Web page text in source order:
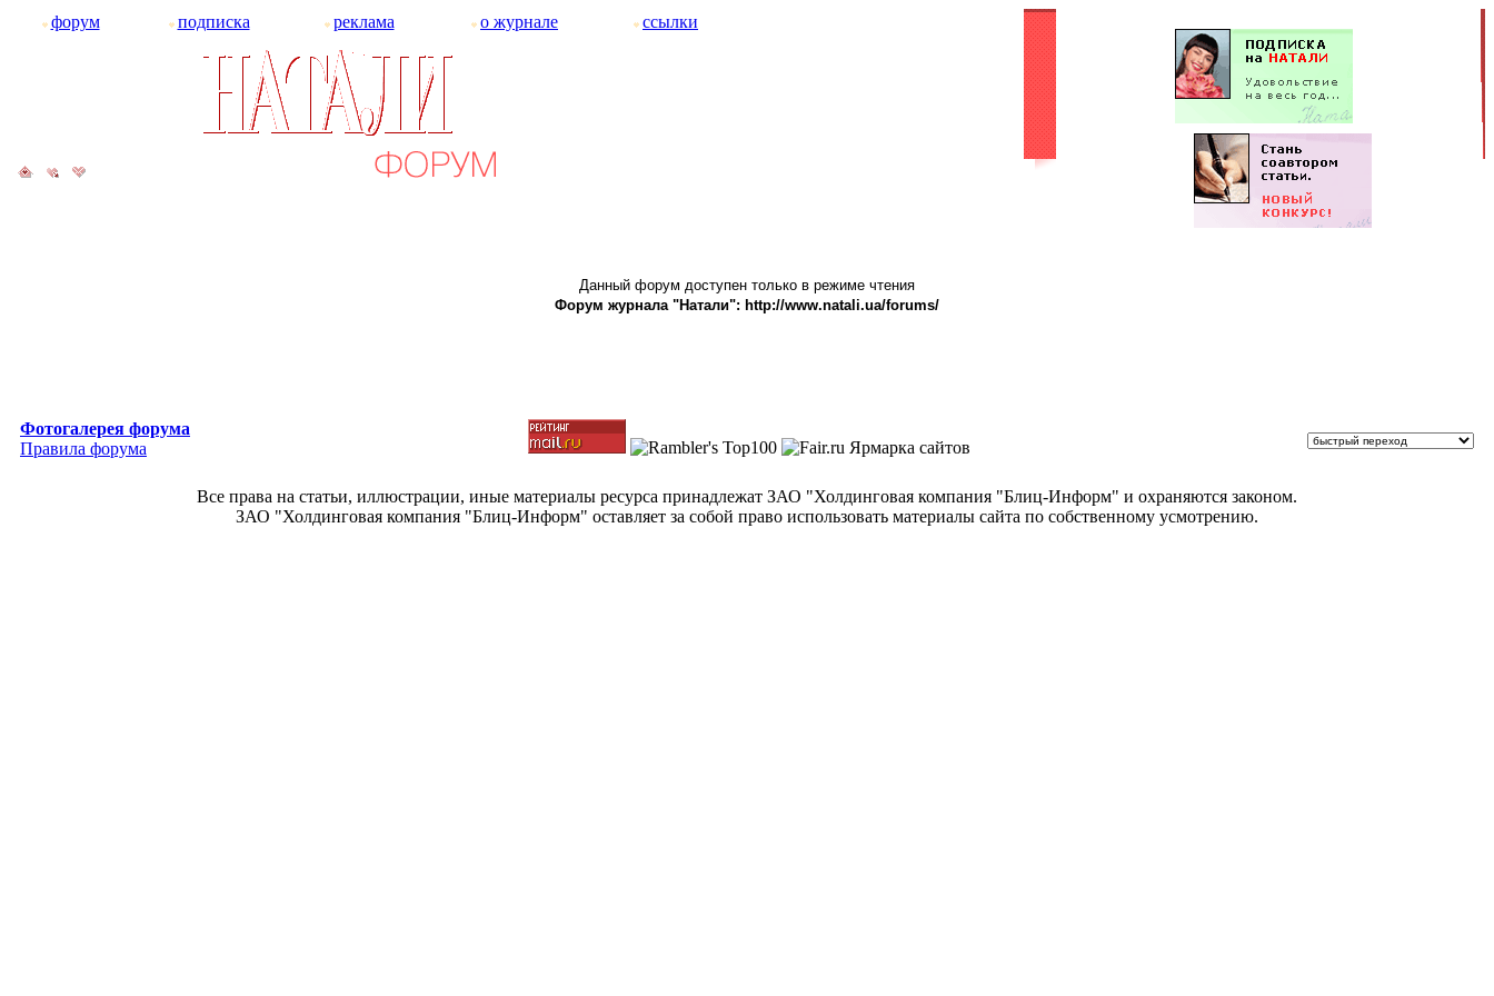
форум подписка реклама о журнале ссылки
Данный форум доступен только в режиме чтения
Форум журнала "Натали": http://www.natali.ua/forums/
Фотогалерея форума
Правила форума
Все права на статьи, иллюстрации, иные материалы ресурса принадлежат ЗАО "Холдинговая компания "Блиц-Информ" и охраняются законом.
ЗАО "Холдинговая компания "Блиц-Информ" оставляет за собой право использовать материалы сайта по собственному усмотрению.